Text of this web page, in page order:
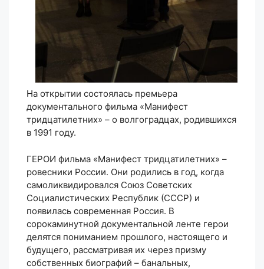
На открытии состоялась премьера
документального фильма «Манифест
тридцатилетних» – о волгоградцах, родившихся
в 1991 году.
ГЕРОИ фильма «Манифест тридцатилетних» –
ровесники России. Они родились в год, когда
самоликвидировался Союз Советских
Социалистических Республик (СССР) и
появилась современная Россия. В
сорокаминутной документальной ленте герои
делятся пониманием прошлого, настоящего и
будущего, рассматривая их через призму
собственных биографий – банальных,